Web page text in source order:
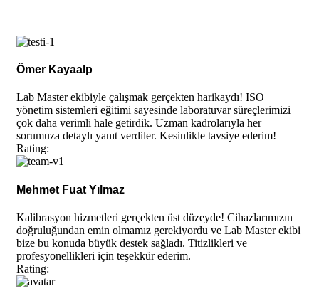
Ömer Kayaalp
Lab Master ekibiyle çalışmak gerçekten harikaydı! ISO
yönetim sistemleri eğitimi sayesinde laboratuvar süreçlerimizi
çok daha verimli hale getirdik. Uzman kadrolarıyla her
sorumuza detaylı yanıt verdiler. Kesinlikle tavsiye ederim!
Rating:
Mehmet Fuat Yılmaz
Kalibrasyon hizmetleri gerçekten üst düzeyde! Cihazlarımızın
doğruluğundan emin olmamız gerekiyordu ve Lab Master ekibi
bize bu konuda büyük destek sağladı. Titizlikleri ve
profesyonellikleri için teşekkür ederim.
Rating: